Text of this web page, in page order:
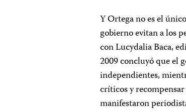
Y Ortega no es el
gobierno evitan a los
con Lucydalia Baca,
2009 concluyó que el
independientes,
críticos y
manifestaron